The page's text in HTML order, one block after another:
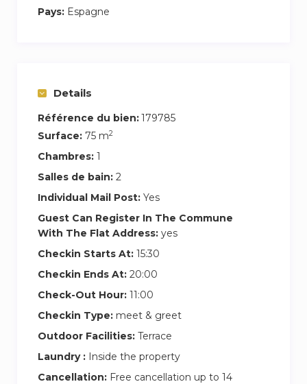
Pays: Espagne
Details
Référence du bien:179785
Surface: 75 m2
Chambres: 1
Salles de bain: 2
Individual Mail Post: Yes
Guest Can Register In The Commune
With The Flat Address: yes
Checkin Starts At: 15:30
Checkin Ends At: 20:00
Check-Out Hour: 11:00
Checkin Type: meet & greet
Outdoor Facilities: Terrace
Laundry : Inside the property
Cancellation: Free cancellation up to 14